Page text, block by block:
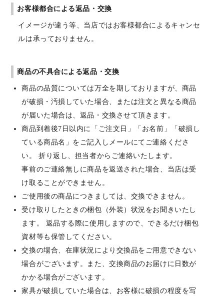
お客様都合による返品・交換
イメージが違う等、当店ではお客様都合によるキャンセ
ルは承っておりません。
商品の不具合による返品・交換
商品の品質については万全を期しておりますが、商品
が破損・汚損していた場合、または注文と異なる商品
が届いた場合は、返品・交換させて頂きます。
商品到着後7日以内に「ご注文日」「お名前」「破損し
ている商品名」をご記入しメールにてご連絡くださ
い。 折り返し、担当者からご連絡いたします。
事前のご連絡無しに商品を返送された場合、当店は受
け取ることができません。
ご使用後の商品につきましては、交換できません。
受け取りしたときの梱包（外装）状況をお聞きいたし
ます。 返品する際に使用しますので、できるだけ梱包
資材等も保管してください。
交換の場合、在庫状況により交換品をご用意できない
場合がございます。また、交換商品のお届けに日数が
かかる場合がございます。
家具が破損していた場合は、お客様に破損の程度を写